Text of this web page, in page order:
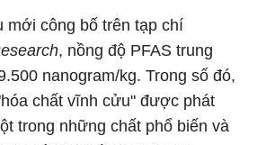
mới công bố trên tạp chí
, nồng độ PFAS trung
nanogram/kg. Trong số đó,
chất vĩnh cửu" được phát
trong những chất phổ biến và